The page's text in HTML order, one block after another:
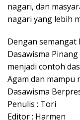
nagari, dan
nagari yang lebih
Dengan
Dasawisma
menjadi contoh
Agam dan mampu
Dasawisma
Penulis : Tori
Editor : Harmen